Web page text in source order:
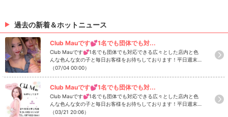
過去の新着＆ホットニュース
Club Mauです💕1名でも団体でも対...
Club Mauです💕1名でも団体でも対応できる広々とした店内と色
んな色んな女の子と毎日お客様をお待ちしております！平日週末問
わず女の子を揃えているので皆さまのご来店お待ちしております
っております🙇‍♂️飲み放題はアルコール類はバーボン、ブランデ
ー、ウイスキー、飲み放題ノンアルコールは烏龍茶となっておりま
す🥰その他焼酎等ボトル、烏龍茶以外の別料金ノンアルのドリン
クもご用意します💕ボトル、別料金のノンアルドリンクに関して
（07/04 00:00）
Club Mauです💕1名でも団体でも対...
Club Mauです💕1名でも団体でも対応できる広々とした店内と色
んな色んな女の子と毎日お客様をお待ちしております！平日週末問
わず女の子を揃えているので皆さまのご来店お待ちしております
（03/21 20:06）